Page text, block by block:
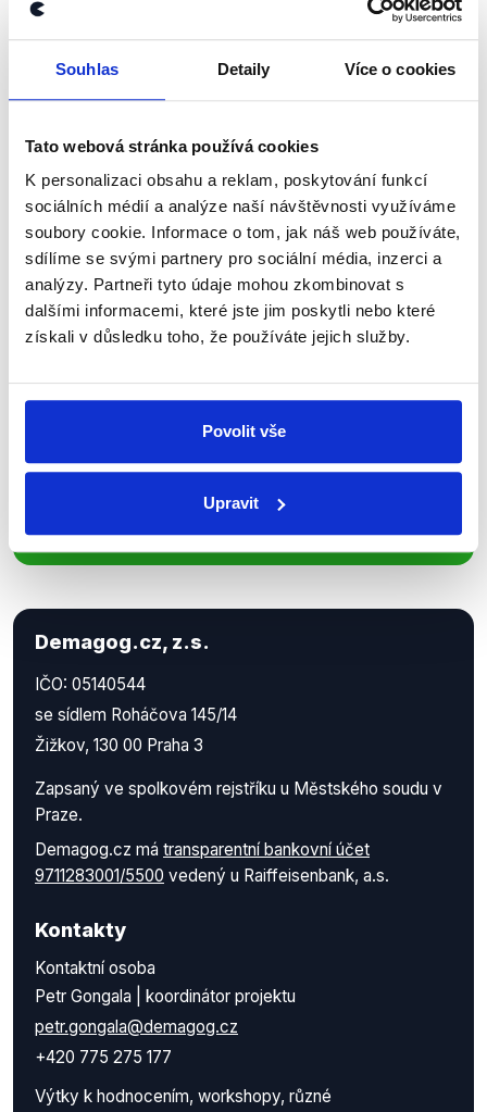
Souhlas Detaily Více o cookies
Tato webová stránka používá cookies
K personalizaci obsahu a reklam, poskytování funkcí
sociálních médií a analýze naší návštěvnosti využíváme
soubory cookie. Informace o tom, jak náš web používáte,
sdílíme se svými partnery pro sociální média, inzerci a
analýzy. Partneři tyto údaje mohou zkombinovat s
dalšími informacemi, které jste jim poskytli nebo které
získali v důsledku toho, že používáte jejich služby.
Povolit vše
Upravit
Začněte nás odebírat, a mějte tak
přehled o tom, jaké dezinformace a
nepravdy se zrovna v Česku šíří.
Newsletter WhatsApp
Sociální sítě
Nenechte si ujít nejnovější události
z Demagog.cz. Sdílením našich
práci.
Demagog.cz, z.s.
IČO: 05140544
se sídlem Roháčova 145/14
Žižkov, 130 00 Praha 3
Zapsaný ve spolkovém rejstříku u Městského soudu v
Praze.
Demagog.cz má transparentní bankovní účet
9711283001/5500 vedený u Raiffeisenbank, a.s.
Kontakty
Kontaktní osoba
Petr Gongala | koordinátor projektu
petr.gongala@demagog.cz
+420 775 275 177
Výtky k hodnocením, workshopy, různé